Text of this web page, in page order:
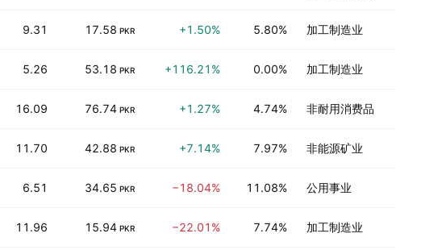
9.31 17.58 PKR +1.50% 5.80% 加工制造业
5.26 53.18 PKR +116.21% 0.00% 加工制造业
16.09 76.74 PKR +1.27% 4.74% 非耐用消费品
11.70 42.88 PKR +7.14% 7.97% 非能源矿业
6.51 34.65 PKR −18.04% 11.08% 公用事业
11.96 15.94 PKR −22.01% 7.74% 加工制造业